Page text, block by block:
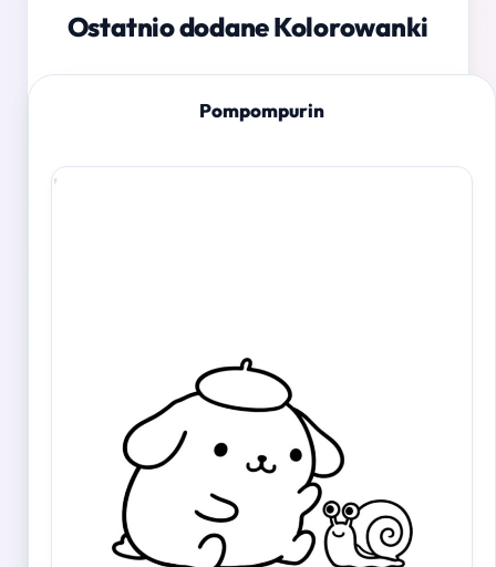
Ostatnio dodane Kolorowanki
Pompompurin